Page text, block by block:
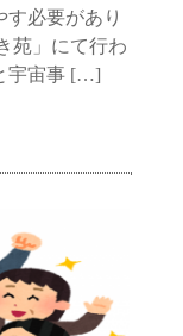
必要があり
苑」にて行わ
宇宙事 […]